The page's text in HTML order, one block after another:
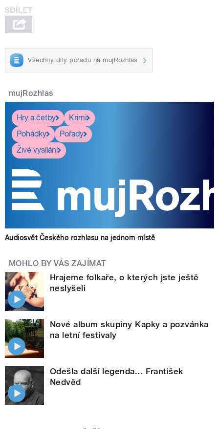
Všechny díly pořadu na mujRozhlas
mujRozhlas
Hry a četby
Krimi
Pohádky
Pořady
Živé vysílání
Audiosvět Českého rozhlasu na jednom místě
MOHLO BY VÁS ZAJÍMAT
Hrajeme folkaře, o kterých jste ještě
neslyšeli
Nové album skupiny Kapky a pozvánka
na letní festivaly
Odešla další legenda... František
Nedvěd